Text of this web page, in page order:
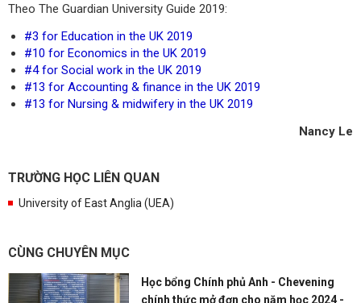
Theo The Guardian University Guide 2019:
#3 for Education in the UK 2019
#10 for Economics in the UK 2019
#4 for Social work in the UK 2019
#13 for Accounting & finance in the UK 2019
#13 for Nursing & midwifery in the UK 2019
Nancy Le
TRƯỜNG HỌC LIÊN QUAN
University of East Anglia (UEA)
CÙNG CHUYÊN MỤC
Học bổng Chính phủ Anh - Chevening
chính thức mở đơn cho năm học 2024 -